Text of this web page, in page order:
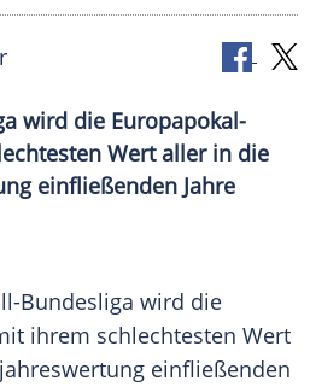
wird die Europapokal-
Wert aller in die
einfließenden Jahre
Bundesliga wird die
ihrem schlechtesten Wert
einfließenden